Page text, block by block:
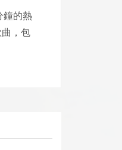
鐘的熱
，包